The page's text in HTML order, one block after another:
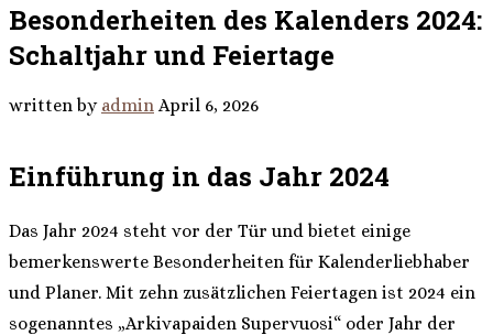
Besonderheiten des Kalenders 2024:
Schaltjahr und Feiertage
written by admin April 6, 2026
Einführung in das Jahr 2024
Das Jahr 2024 steht vor der Tür und bietet einige
bemerkenswerte Besonderheiten für Kalenderliebhaber
und Planer. Mit zehn zusätzlichen Feiertagen ist 2024 ein
sogenanntes „Arkivapaiden Supervuosi“ oder Jahr der